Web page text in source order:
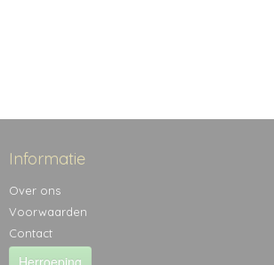
Informatie
Over ons
Voorwaarden
Contact
Herroeping